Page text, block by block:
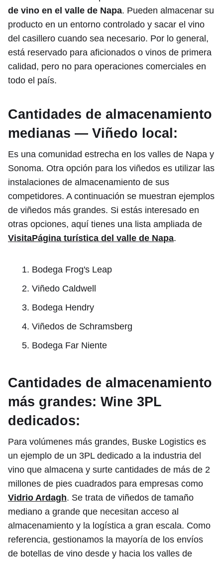
de vino en el valle de Napa. Pueden almacenar su
producto en un entorno controlado y sacar el vino
del casillero cuando sea necesario. Por lo general,
está reservado para aficionados o vinos de primera
calidad, pero no para operaciones comerciales en
todo el país.
Cantidades de almacenamiento
medianas — Viñedo local:
Es una comunidad estrecha en los valles de Napa y
Sonoma. Otra opción para los viñedos es utilizar las
instalaciones de almacenamiento de sus
competidores. A continuación se muestran ejemplos
de viñedos más grandes. Si estás interesado en
otras opciones, aquí tienes una lista ampliada de
VisitaPágina turística del valle de Napa.
Bodega Frog's Leap
Viñedo Caldwell
Bodega Hendry
Viñedos de Schramsberg
Bodega Far Niente
Cantidades de almacenamiento
más grandes: Wine 3PL
dedicados:
Para volúmenes más grandes, Buske Logistics es
un ejemplo de un 3PL dedicado a la industria del
vino que almacena y surte cantidades de más de 2
millones de pies cuadrados para empresas como
Vidrio Ardagh. Se trata de viñedos de tamaño
mediano a grande que necesitan acceso al
almacenamiento y la logística a gran escala. Como
referencia, gestionamos la mayoría de los envíos
de botellas de vino desde y hacia los valles de